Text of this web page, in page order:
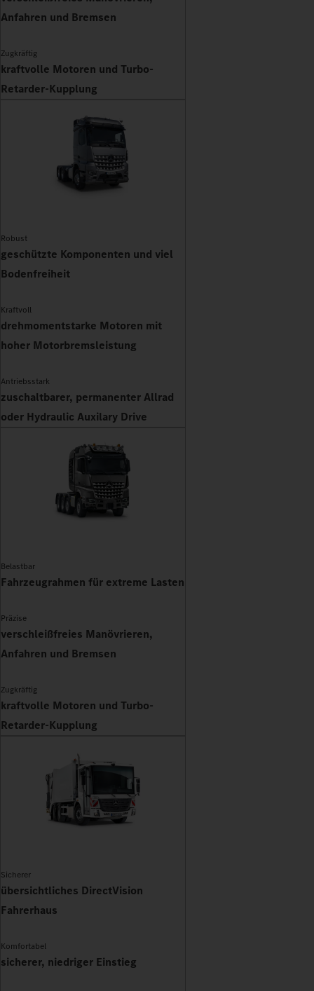
Anfahren und Bremsen
Zugkräftig
kraftvolle Motoren und Turbo-
Retarder-Kupplung
Robust
geschützte Komponenten und viel
Bodenfreiheit
Kraftvoll
drehmomentstarke Motoren mit
hoher Motorbremsleistung
Antriebsstark
zuschaltbarer, permanenter Allrad
oder Hydraulic Auxilary Drive
Belastbar
Fahrzeugrahmen für extreme Lasten
Präzise
verschleißfreies Manövrieren,
Anfahren und Bremsen
Zugkräftig
kraftvolle Motoren und Turbo-
Retarder-Kupplung
Sicherer
übersichtliches DirectVision
Fahrerhaus
Komfortabel
sicherer, niedriger Einstieg